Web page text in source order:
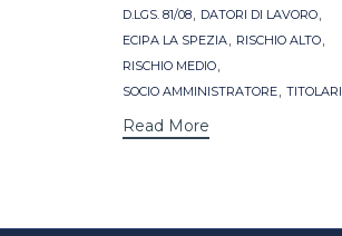
D.LGS. 81/08, DATORI DI LAVORO,
ECIPA LA SPEZIA, RISCHIO ALTO,
RISCHIO MEDIO,
SOCIO AMMINISTRATORE, TITOLARI
Read More